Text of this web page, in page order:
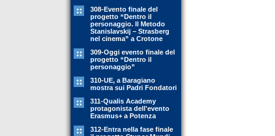
308-Evento finale del
progetto “Dentro il
personaggio. Il Metodo
Stanislavskij – Strasberg
nel cinema” a Crotone
309-Oggi evento finale del
progetto “Dentro il
personaggio”
310-UE, a Baragiano
mostra sui Padri Fondatori
311-Qualis Academy
protagonista dell'evento
Erasmus+ a Potenza
312-Entra nella fase finale